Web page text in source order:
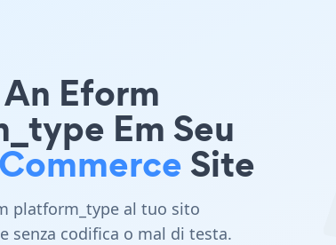
Eform
Em Seu
Site
platform_type al tuo sito
senza codifica o mal di testa.